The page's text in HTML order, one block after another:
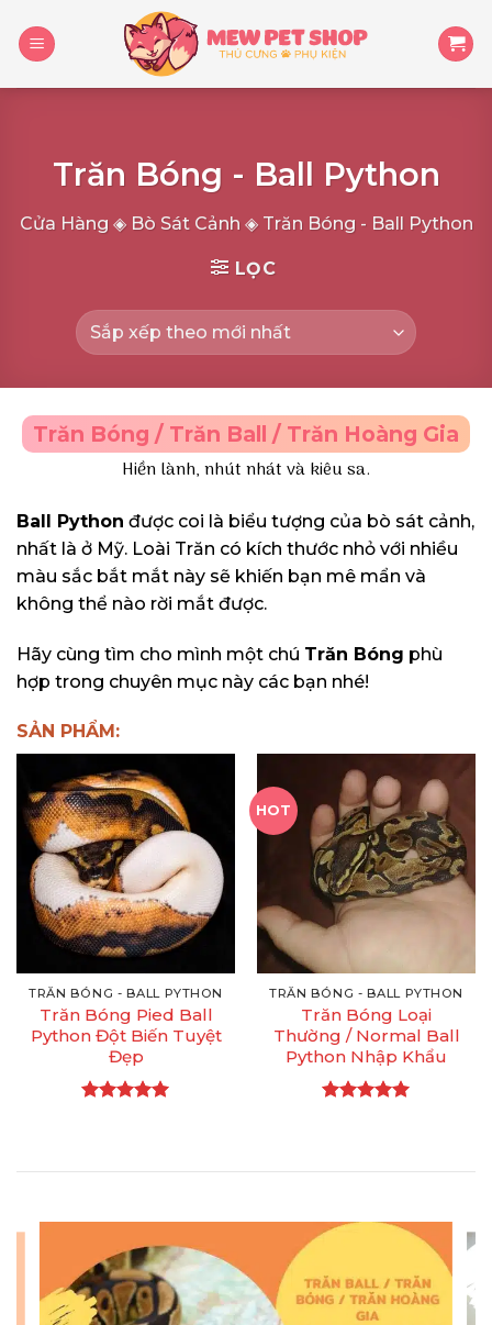
content
Trăn Bóng - Ball Python
Cửa Hàng◈ Bò Sát Cảnh◈ Trăn Bóng - Ball Python
LỌC
Trăn Bóng / Trăn Ball / Trăn Hoàng Gia
Hiền lành, nhút nhát và kiêu sa.
Ball Python được coi là biểu tượng của bò sát cảnh,
nhất là ở Mỹ. Loài Trăn có kích thước nhỏ với nhiều
màu sắc bắt mắt này sẽ khiến bạn mê mẩn và
không thể nào rời mắt được.
Hãy cùng tìm cho mình một chú Trăn Bóng phù
hợp trong chuyên mục này các bạn nhé!
SẢN PHẨM:
TRĂN BÓNG - BALL PYTHON
Trăn Bóng Pied Ball
Python Đột Biến Tuyệt
Đẹp
HOT
TRĂN BÓNG - BALL PYTHON
Trăn Bóng Loại
Thường / Normal Ball
Python Nhập Khẩu